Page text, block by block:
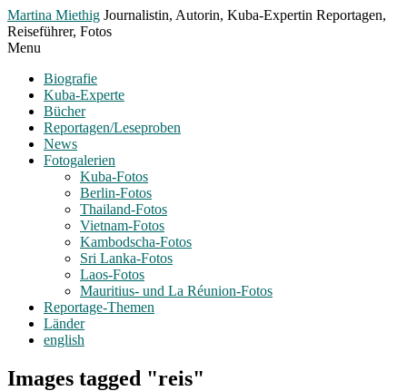
Toggle
Menu
Martina Miethig Journalistin, Autorin, Kuba-Expertin Reportagen,
Reiseführer, Fotos
Menu
Biografie
Kuba-Experte
Bücher
Reportagen/Leseproben
News
Fotogalerien
Kuba-Fotos
Berlin-Fotos
Thailand-Fotos
Vietnam-Fotos
Kambodscha-Fotos
Sri Lanka-Fotos
Laos-Fotos
Mauritius- und La Réunion-Fotos
Reportage-Themen
Länder
english
Images tagged "reis"